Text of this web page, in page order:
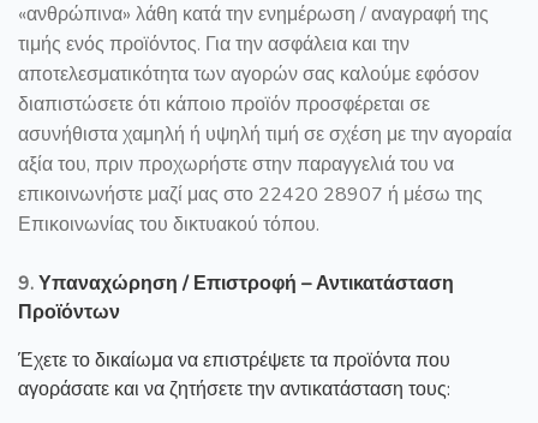
«ανθρώπινα» λάθη κατά την ενημέρωση / αναγραφή της
τιμής ενός προϊόντος. Για την ασφάλεια και την
αποτελεσματικότητα των αγορών σας καλούμε εφόσον
διαπιστώσετε ότι κάποιο προϊόν προσφέρεται σε
ασυνήθιστα χαμηλή ή υψηλή τιμή σε σχέση με την αγοραία
αξία του, πριν προχωρήστε στην παραγγελιά του να
επικοινωνήστε μαζί μας στο 22420 28907 ή μέσω της
Επικοινωνίας του δικτυακού τόπου.
9.Υπαναχώρηση / Επιστροφή – Αντικατάσταση
Προϊόντων
Έχετε το δικαίωμα να επιστρέψετε τα προϊόντα που
αγοράσατε και να ζητήσετε την αντικατάσταση τους: